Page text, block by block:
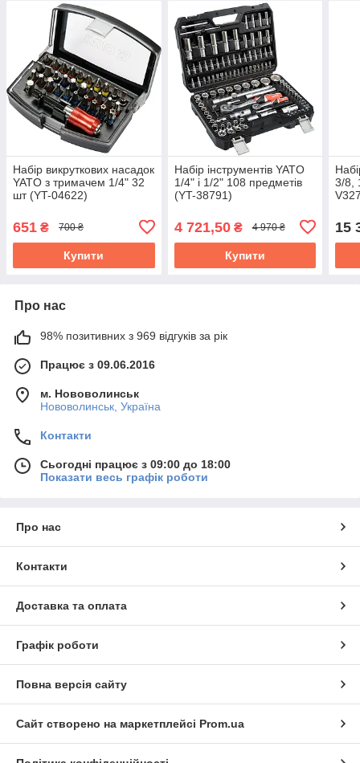
Набір викруткових насадок
YATO з тримачем 1/4" 32
шт (YT-04622)
651 ₴ 700 ₴
Купити
Набір інструментів YATO
1/4" і 1/2" 108 предметів
(YT-38791)
4 721,50₴ 4 970 ₴
Купити
3/8,
15
Про нас
98% позитивних з 969 відгуків за рік
Працює з 09.06.2016
м. Нововолинськ
Нововолинськ, Україна
Контакти
Сьогодні працює з 09:00 до 18:00
Показати весь графік роботи
Про нас
Контакти
Доставка та оплата
Графік роботи
Повна версія сайту
Сайт створено на маркетплейсі Prom.ua